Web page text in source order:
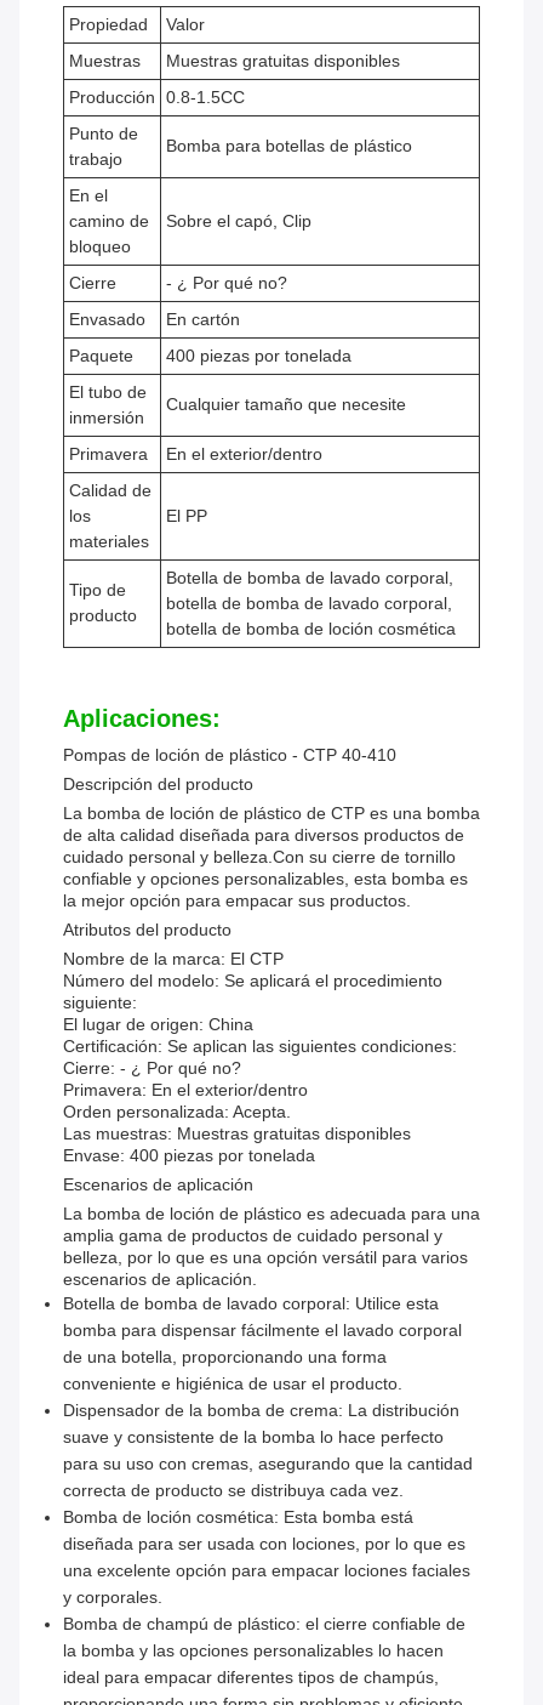
Propiedad
Valor
Muestras
Muestras gratuitas disponibles
Producción
0.8-1.5CC
Punto de
trabajo
Bomba para botellas de plástico
En el
camino de
bloqueo
Sobre el capó, Clip
Cierre
- ¿ Por qué no?
Envasado
En cartón
Paquete
400 piezas por tonelada
El tubo de
inmersión
Cualquier tamaño que necesite
Primavera
En el exterior/dentro
Calidad de
los
materiales
El PP
Tipo de
producto
Botella de bomba de lavado corporal,
botella de bomba de lavado corporal,
botella de bomba de loción cosmética
Aplicaciones:
Pompas de loción de plástico - CTP 40-410
Descripción del producto
La bomba de loción de plástico de CTP es una bomba
de alta calidad diseñada para diversos productos de
cuidado personal y belleza.Con su cierre de tornillo
confiable y opciones personalizables, esta bomba es
la mejor opción para empacar sus productos.
Atributos del producto
Nombre de la marca: El CTP
Número del modelo: Se aplicará el procedimiento
siguiente:
El lugar de origen: China
Certificación: Se aplican las siguientes condiciones:
Cierre: - ¿ Por qué no?
Primavera: En el exterior/dentro
Orden personalizada: Acepta.
Las muestras: Muestras gratuitas disponibles
Envase: 400 piezas por tonelada
Escenarios de aplicación
La bomba de loción de plástico es adecuada para una
amplia gama de productos de cuidado personal y
belleza, por lo que es una opción versátil para varios
escenarios de aplicación.
Botella de bomba de lavado corporal: Utilice esta
bomba para dispensar fácilmente el lavado corporal
de una botella, proporcionando una forma
conveniente e higiénica de usar el producto.
Dispensador de la bomba de crema: La distribución
suave y consistente de la bomba lo hace perfecto
para su uso con cremas, asegurando que la cantidad
correcta de producto se distribuya cada vez.
Bomba de loción cosmética: Esta bomba está
diseñada para ser usada con lociones, por lo que es
una excelente opción para empacar lociones faciales
y corporales.
Bomba de champú de plástico: el cierre confiable de
la bomba y las opciones personalizables lo hacen
ideal para empacar diferentes tipos de champús,